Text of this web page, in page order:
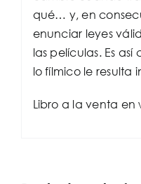
qué… y, en
enunciar leyes
las películas. Es
lo fílmico le resulta
Libro a la venta en